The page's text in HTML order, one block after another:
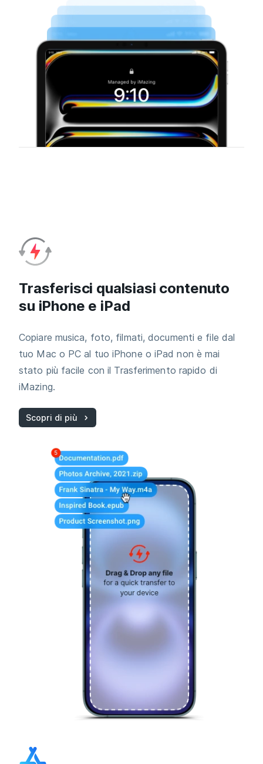
Trasferisci qualsiasi contenuto
su iPhone e iPad
Copiare musica, foto, filmati, documenti e file dal
tuo Mac o PC al tuo iPhone o iPad non è mai
stato più facile con il Trasferimento rapido di
iMazing.
Scopri di più